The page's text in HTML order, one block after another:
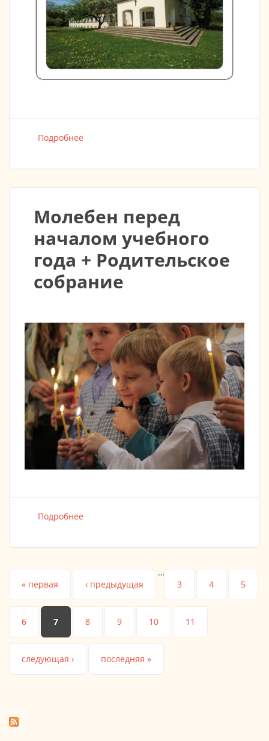
Подробнее
Молебен перед
началом учебного
года + Родительское
собрание
Подробнее
Страницы
« первая ‹ предыдущая
…
3
4 5
6 7 8 9 10 11
следующая › последняя »